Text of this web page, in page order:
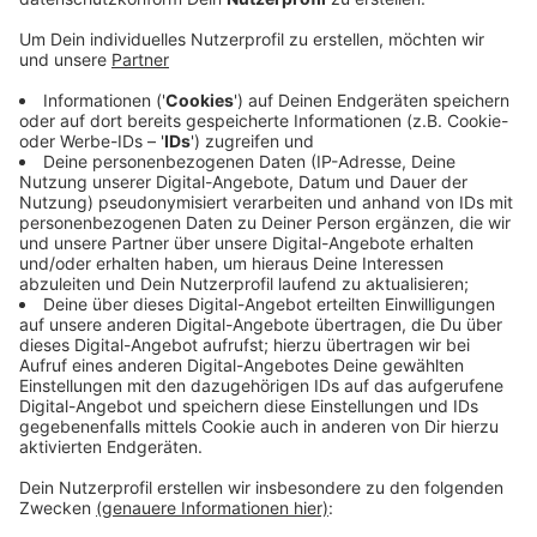
Anzeige
Er gilt als einer der Höhepunkte des Monheimer
Stadtfestes. Auf dem Trödelmarkt darf keine
Neuware verkauft werden. Das Stadtfest und der
Gänselieselmarkt werden unter Berücksichtigung aller
geltenden Hygieneschutz-Vorschriften durchgeführt,
heißt es von der Stadt Monheim.
Wenn die Veranstaltung abgesagt werden muss,
werde das Standgeld wie im vergangenen Jahr in voller
Höhe erstattet.
Anzeige